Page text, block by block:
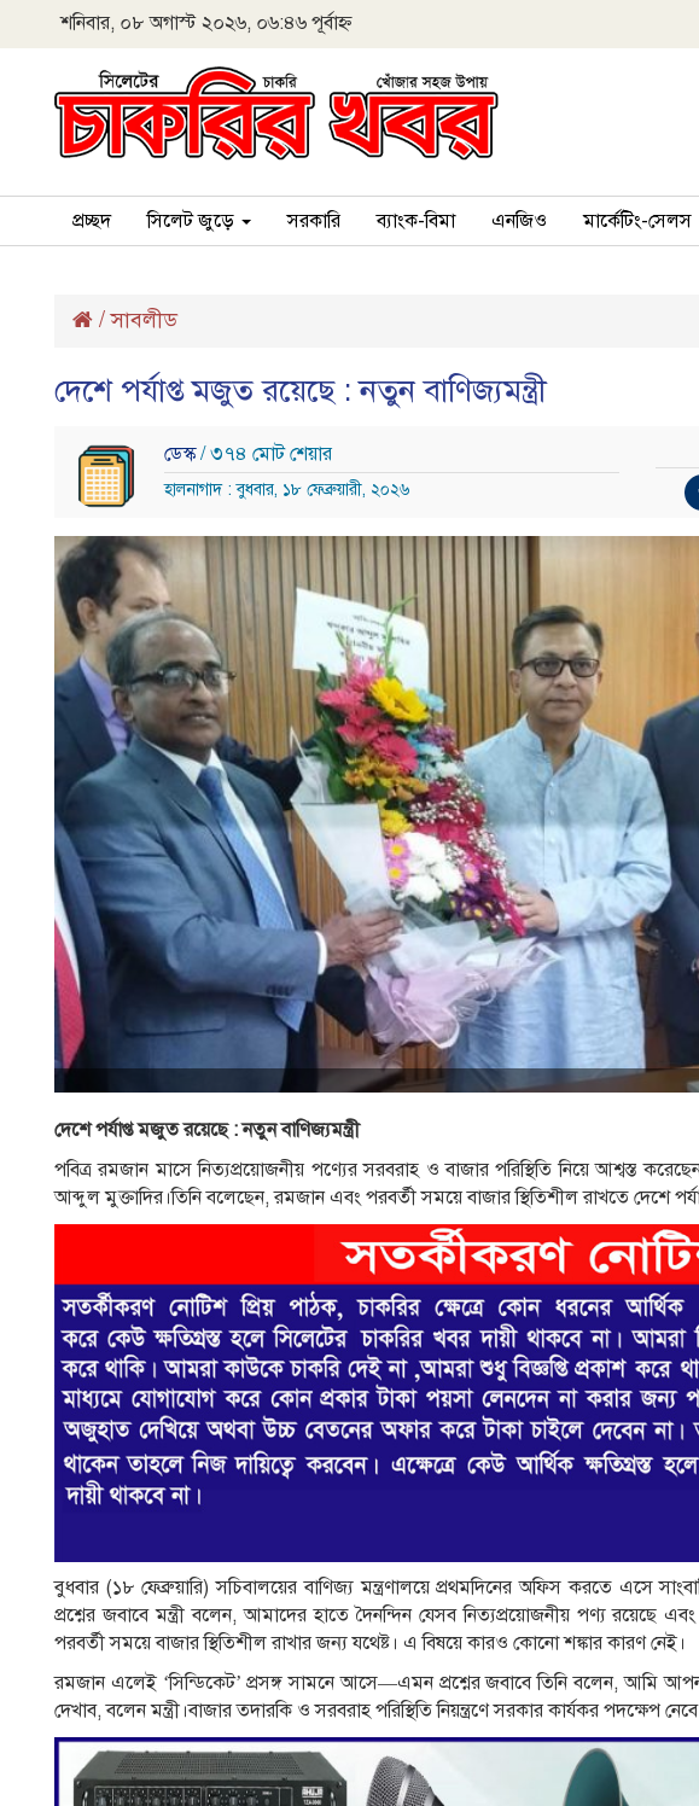
শনিবার, ০৮ অগাস্ট ২০২৬, ০৬:৪৬ পূর্বাহ্ন
প্রচ্ছদ সিলেট জুড়ে সরকারি ব্যাংক-বিমা এনজিও মার্কেটিং-সেলস
/সাবলীড
দেশে পর্যাপ্ত মজুত রয়েছে : নতুন বাণিজ্যমন্ত্রী
ডেস্ক/ ৩৭৪ মোট শেয়ার
হালনাগাদ : বুধবার, ১৮ ফেব্রুয়ারী, ২০২৬
দেশে পর্যাপ্ত মজুত রয়েছে : নতুন বাণিজ্যমন্ত্রী
পবিত্র রমজান মাসে নিত্যপ্রয়োজনীয় পণ্যের সরবরাহ ও বাজার পরিস্থিতি নিয়ে আশ্বস্ত
আব্দুল মুক্তাদির।তিনি বলেছেন, রমজান এবং পরবর্তী সময়ে বাজার স্থিতিশীল রাখতে দেশে
বুধবার (১৮ ফেব্রুয়ারি) সচিবালয়ের বাণিজ্য মন্ত্রণালয়ে প্রথমদিনের অফিস করতে এসে
প্রশ্নের জবাবে মন্ত্রী বলেন, আমাদের হাতে দৈনন্দিন যেসব নিত্যপ্রয়োজনীয় পণ্য
পরবর্তী সময়ে বাজার স্থিতিশীল রাখার জন্য যথেষ্ট। এ বিষয়ে কারও কোনো শঙ্কার কারণ নেই।
রমজান এলেই ‘সিন্ডিকেট’ প্রসঙ্গ সামনে আসে—এমন প্রশ্নের জবাবে তিনি বলেন, আমি
দেখাব, বলেন মন্ত্রী।বাজার তদারকি ও সরবরাহ পরিস্থিতি নিয়ন্ত্রণে সরকার কার্যকর পদক্ষেপ